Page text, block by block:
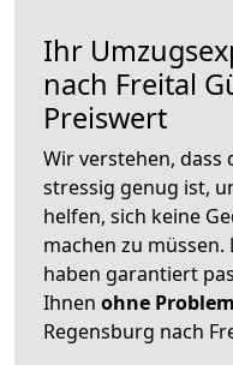
Ihr
nach Freital
Preiswert
Wir verstehen, dass
stressig genug ist,
helfen, sich keine
machen zu müssen.
haben garantiert
Ihnen ohne
Regensburg nach